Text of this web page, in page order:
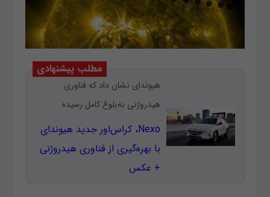
مطلب پیشنهادی
هیوندای نشان داد که فناوری
هیدروژنی به‌بلوغ کامل رسیده
Nexo، کراس‌اور جدید هیوندای
با بهره‌گیری از فناوری هیدروژنی
+ عکس